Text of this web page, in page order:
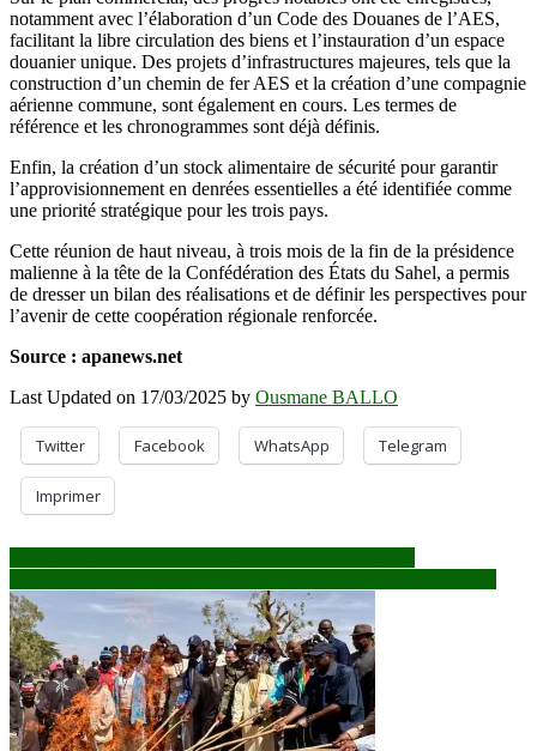
notamment avec l’élaboration d’un Code des Douanes de l’AES,
facilitant la libre circulation des biens et l’instauration d’un espace
douanier unique. Des projets d’infrastructures majeures, tels que la
construction d’un chemin de fer AES et la création d’une compagnie
aérienne commune, sont également en cours. Les termes de
référence et les chronogrammes sont déjà définis.
Enfin, la création d’un stock alimentaire de sécurité pour garantir
l’approvisionnement en denrées essentielles a été identifiée comme
une priorité stratégique pour les trois pays.
Cette réunion de haut niveau, à trois mois de la fin de la présidence
malienne à la tête de la Confédération des États du Sahel, a permis
de dresser un bilan des réalisations et de définir les perspectives pour
l’avenir de cette coopération régionale renforcée.
Source : apanews.net
Last Updated on 17/03/2025 by Ousmane BALLO
Twitter Facebook WhatsApp Telegram
Imprimer
Navigation
de
l’article